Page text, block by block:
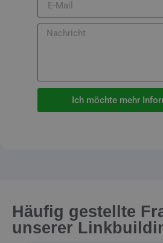
Ich möchte mehr
Häufig gestellte
unserer